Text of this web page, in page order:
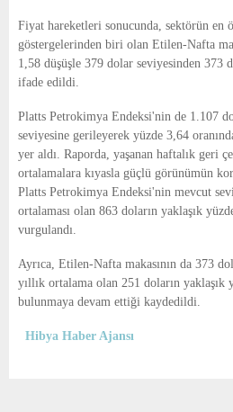
Fiyat hareketleri sonucunda, sektörün en
göstergelerinden biri olan Etilen-Nafta
1,58 düşüşle 379 dolar seviyesinden 373
ifade edildi.
Platts Petrokimya Endeksi'nin de 1.107
seviyesine gerileyerek yüzde 3,64
yer aldı. Raporda, yaşanan haftalık geri
ortalamalara kıyasla güçlü görünümün
Platts Petrokimya Endeksi'nin mevcut
ortalaması olan 863 doların yaklaşık
vurgulandı.
Ayrıca, Etilen-Nafta makasının da 373
yıllık ortalama olan 251 doların yaklaşık
bulunmaya devam ettiği kaydedildi.
Hibya Haber Ajansı